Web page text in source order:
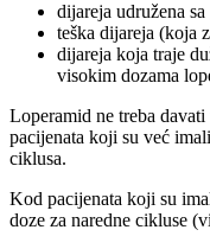
dijareja udružena
teška dijareja (koja
dijareja koja traje
visokim dozama
Loperamid ne treba
pacijenata koji su već
ciklusa.
Kod pacijenata koji su
doze za naredne cikluse